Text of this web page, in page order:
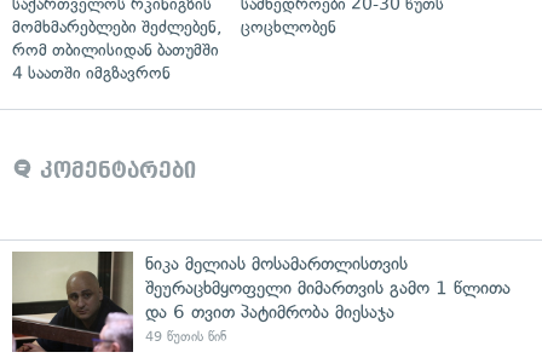
მომხმარებლები შეძლებენ,
რომ თბილისიდან ბათუმში
4 საათში იმგზავრონ
ცოცხლობენ
კომენტარები
ნიკა მელიას მოსამართლისთვის
შეურაცხმყოფელი მიმართვის გამო 1 წლითა
და 6 თვით პატიმრობა მიესაჯა
49 წუთის წინ